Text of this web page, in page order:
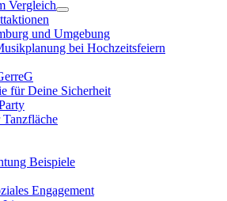
Vergleich
und Umgebung
bei Hochzeitsfeiern
für Deine Sicherheit
Beispiele
Engagement